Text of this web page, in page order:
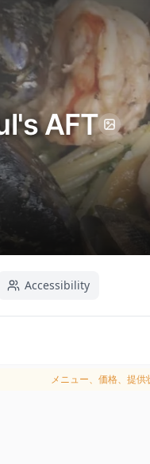
AFT
Accessibility
メニュー、価格、提供